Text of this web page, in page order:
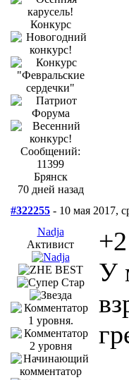
Сообщений:
11399
Брянск
70 дней назад
#322255 - 10 мая 2017,
Nadja
Активист
+2
У